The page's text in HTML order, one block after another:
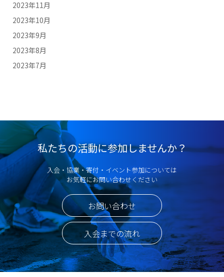
2023年11月
2023年10月
2023年9月
2023年8月
2023年7月
私たちの活動に参加しませんか？
入会・協業・寄付・イベント参加については
お気軽にお問い合わせください
お問い合わせ
入会までの流れ